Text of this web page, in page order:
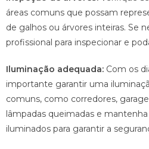
áreas comuns que possam
de galhos ou árvores inteiras. Se
profissional para inspecionar e
Iluminação adequada: Com os
importante garantir uma
comuns, como corredores,
lâmpadas queimadas e
iluminados para garantir a